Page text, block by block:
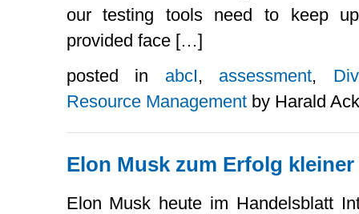
our testing tools need to keep
provided face […]
posted in abcI, assessment,
Resource Managementby Harald
Elon Musk zum Erfolg
Elon Musk heute im Handelsblatt